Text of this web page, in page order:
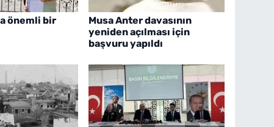
önemli bir
Musa Anter davasının
yeniden açılması için
başvuru yapıldı